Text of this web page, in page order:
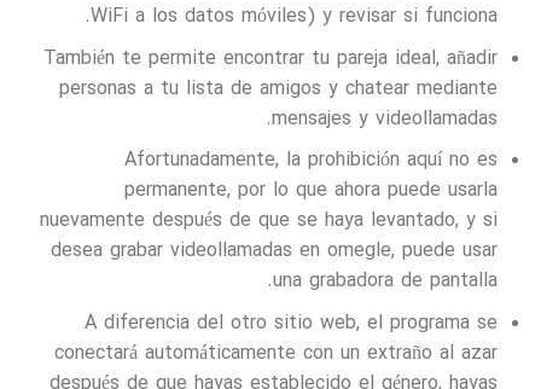
WiFi a los datos móviles) y revisar si funciona.
También te permite encontrar tu pareja ideal, añadir
personas a tu lista de amigos y chatear mediante
mensajes y videollamadas.
Afortunadamente, la prohibición aquí no es
permanente, por lo que ahora puede usarla
nuevamente después de que se haya levantado, y si
desea grabar videollamadas en omegle, puede usar
una grabadora de pantalla.
A diferencia del otro sitio web, el programa se
conectará automáticamente con un extraño al azar